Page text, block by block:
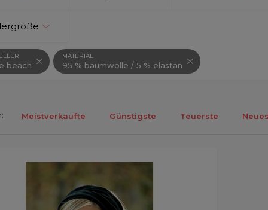
beach
MATERIAL
95 % baumwolle / 5 % elastan
Meistverkaufte Günstigste Teuerste